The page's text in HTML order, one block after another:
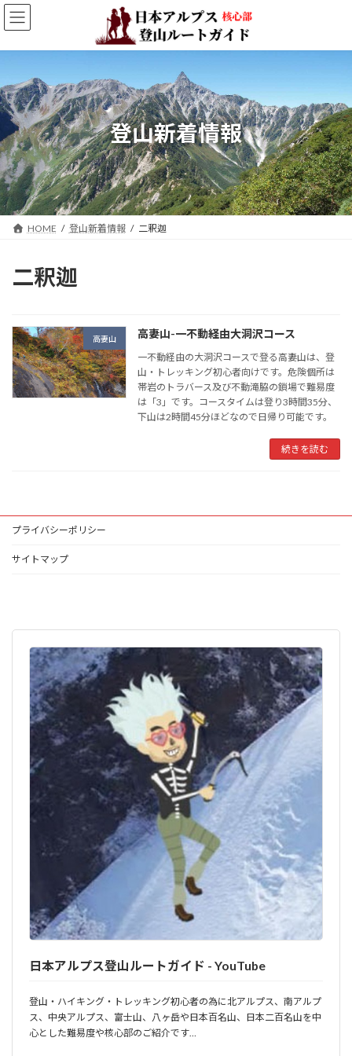
コ
ン
ン
へ
ス
キ
ッ
プ
ナ
ビ
ー
ョ
ン
に
移
動
登山新着情報
HOME 登山新着情報 二釈迦
二釈迦
高妻山 高妻山-一不動経由大洞沢コース
一不動経由の大洞沢コースで登る高妻山は、登
山・トレッキング初心者向けです。危険個所は
帯岩のトラバース及び不動滝脇の鎖場で難易度
は「3」です。コースタイムは登り3時間35分、
下山は2時間45分ほどなので日帰り可能です。
続きを読む
プライバシーポリシー
サイトマップ
日本アルプス登山ルートガイド - YouTube
登山・ハイキング・トレッキング初心者の為に北アルプス、南アルプ
ス、中央アルプス、富士山、八ヶ岳や日本百名山、日本二百名山を中
心とした難易度や核心部のご紹介です…